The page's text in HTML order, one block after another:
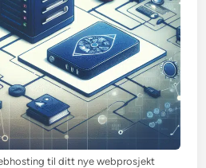
til ditt nye webprosjekt